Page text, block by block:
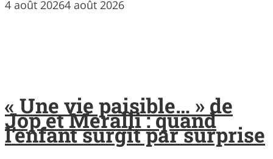
4 août 20264 août 2026
« Une vie paisible… » de
Jop et Meralli : quand
l’enfant surgit par surprise